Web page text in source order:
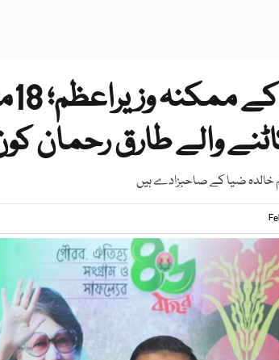
والے طارق رحمان
خالدہ ضیا کے صاحبزادے ہیں